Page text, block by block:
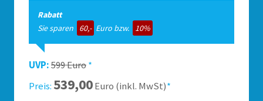
Rabatt
Sie sparen
60,- Euro bzw. 10%
UVP:599 Euro*
Preis: 539,00Euro (inkl. MwSt)*